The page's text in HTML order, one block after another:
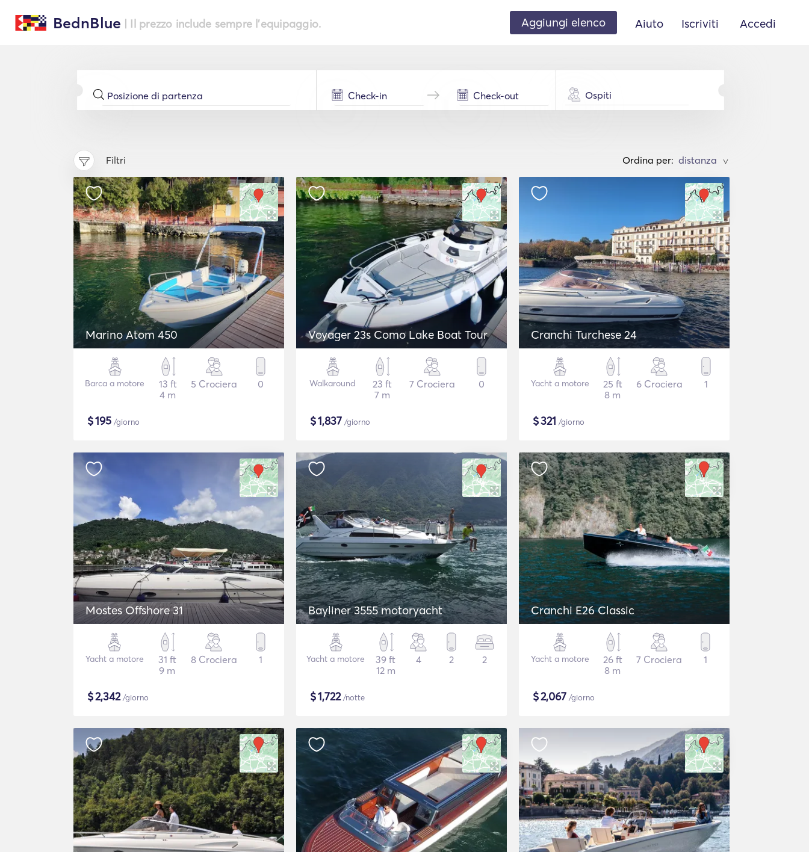
BednBlue | Il prezzo include sempre l'equipaggio. Aggiungi elenco Aiuto Iscriviti Accedi
Ospiti
Filtri Ordina per: >
Marino Atom 450
Barca a motore
13 ft
4 m
5 Crociera 0
$195 /giorno
Voyager 23s Como Lake Boat Tour
Walkaround
23 ft
7 m
7 Crociera 0
$1,837 /giorno
Cranchi Turchese 24
Yacht a motore
25 ft
8 m
6 Crociera 1
$321 /giorno
Mostes Offshore 31
Yacht a motore
31 ft
9 m
8 Crociera 1
$2,342/giorno
Bayliner 3555 motoryacht
Yacht a motore
39 ft
12 m
4 2 2
$1,722/notte
Cranchi E26 Classic
Yacht a motore
26 ft
8 m
7 Crociera 1
$2,067 /giorno